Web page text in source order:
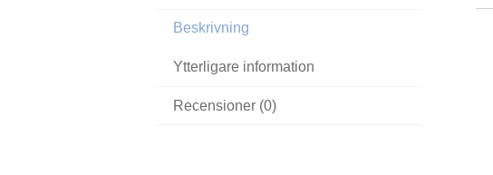
Beskrivning
Ytterligare information
Recensioner (0)